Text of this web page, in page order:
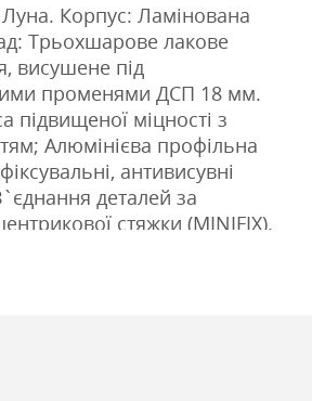
Корпус: Ламінована
Трьохшарове лакове
висушене під
променями ДСП 18 мм.
підвищеної міцності з
Алюмінієва профільна
антивисувні
деталей за
стяжки (MINIFIX).